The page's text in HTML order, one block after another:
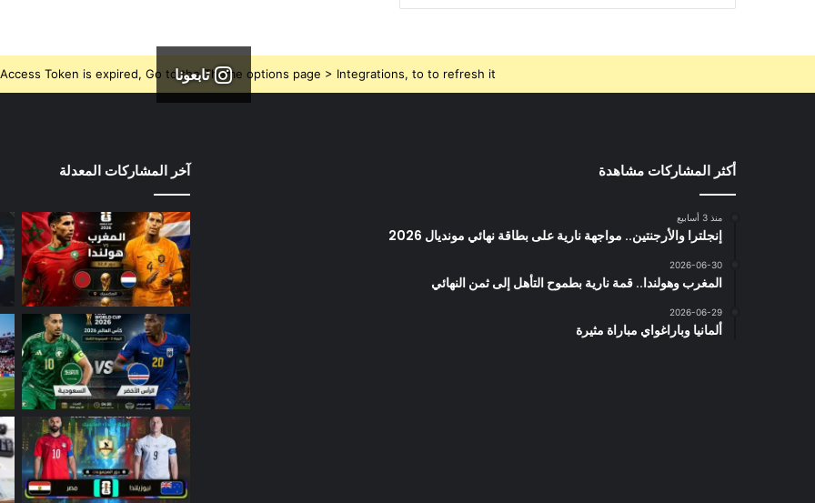
تابعونا
Token is expired, Go to the Theme options page > Integrations, to to refresh it.
أكثر المشاركات مشاهدة
منذ 3 أسابيع
إنجلترا والأرجنتين.. مواجهة نارية على بطاقة نهائي مونديال 2026
2026-06-30
المغرب وهولندا.. قمة نارية بطموح التأهل إلى ثمن النهائي
2026-06-29
ألمانيا وباراغواي مباراة مثيرة
آخر المشاركات المعدلة